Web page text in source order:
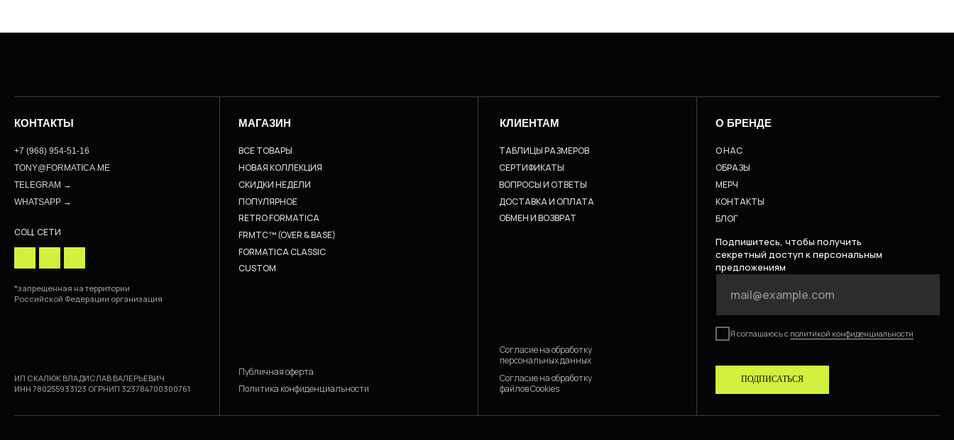
Я соглашаюсь с политикой конфиденциальности
ПОДПИСАТЬСЯ
СКИДКИ НЕДЕЛИ
ПОПУЛЯРНОЕ
CUSTOM
FORMATICA CLASSIC
FRMTC™ (OVER & BASE)
RETRO FORMATICA
ВСЕ ТОВАРЫ
НОВАЯ КОЛЛЕКЦИЯ
TONY@FORMATICA.ME
+7 (968) 954-51-16
WHATSAPP →
TELEGRAM →
КОНТАКТЫ
ОБРАЗЫ
О НАС
КОНТАКТЫ
МЕРЧ
БЛОГ
МАГАЗИН КЛИЕНТАМ
СЕРТИФИКАТЫ
ТАБЛИЦЫ РАЗМЕРОВ
ОБМЕН И ВОЗВРАТ
СОЦ. СЕТИ
ИП СКАЛЮК ВЛАДИСЛАВ ВАЛЕРЬЕВИЧ
ИНН 780255933123 ОГРНИП 323784700300761
Подпишитесь, чтобы получить
секретный доступ к персональным
предложениям
*запрещенная на территории
Российской Федерации организация
ДОСТАВКА И ОПЛАТА
Публичная оферта
Политика конфиденциальности
Согласие на обработку
файлов Cookies
Согласие на обработку
персональных данных
ВОПРОСЫ И ОТВЕТЫ
О БРЕНДЕ